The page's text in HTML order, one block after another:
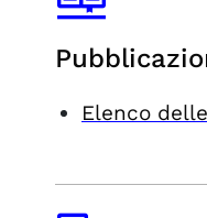
Elenco